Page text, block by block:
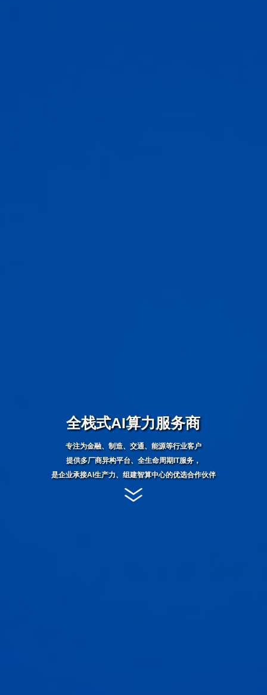
全栈式AI算力服务商
专注为金融、制造、交通、能源等行业客户
提供多厂商异构平台、全生命周期IT服务，
是企业承接AI生产力、组建智算中心的优选合作伙伴